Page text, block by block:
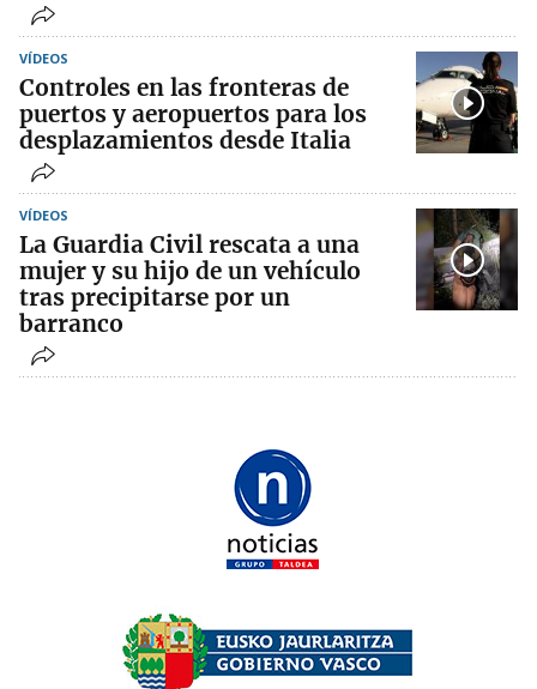
VÍDEOS
Controles en las fronteras de
puertos y aeropuertos para los
desplazamientos desde Italia
VÍDEOS
La Guardia Civil rescata a una
mujer y su hijo de un vehículo
tras precipitarse por un
barranco